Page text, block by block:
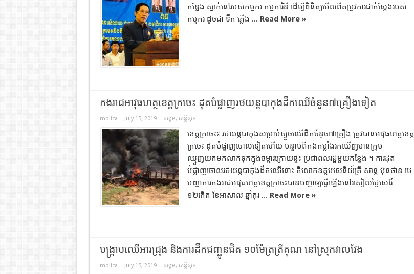
កន្លែង ស្នាក់នៅរបស់កម្មករ កម្មការិនី ដើម្បីពិនិត្យមើលពីតម្រូវការជាក់ស្តែងរបស់
កម្មករ ដូចជា ទឹក ភ្លើង ... Read More »
កងរាជអាវុធហត្ថ​ខេត្ត​ក្រចេះ​ ដុត​បំផ្លាញរថយន្ដ​បា​កុង​ដឹកឈើ​ចំនួន​៧​គ្រឿង​ទៀត
molica July 15, 2019 សង្គម, សន្តិសុខ
ខេត្តក្រចេះ៖ រថយន្ដ​បា​កុង​សម្រាប់​ស្ទួច​ឈើ​ដឹកចំនួច​៧​គ្រឿង ត្រូវបានអាវុធហត្ថ​ខេត្ត​
ក្រចេះ ដុតបំផ្លាញចោល​ទៀត​ហើយ បន្ទាប់ពីកងកម្លាំងរកឃើញមាន​ក្រុម
ឈ្មួញយកមកលាក់ទុក​ក្នុង​ចម្ការក្រោយ​ផ្ទះ ប្រជាពលរដ្ឋមួយកន្លែង ។ ការដុត
បំផ្លាញចោលរថយន្តបាកុងដឹកឈើនោះ គឺលោកឧត្ដមសេនីយ៍ត្រី សាន្ដ ប៊ុន​ថា​ន មេ
បញ្ជាការកងរាជ​អាវុធហត្ថ​ខេត្ត​ក្រចេះបានបញ្ជាឲ្យធ្វើឡើងនៅ​រសៀលថ្ងៃសៅរ៍
១២កើត ខែអាសាឍ ឆ្នាំកុរ ... Read More »
បង្រ្កាបឈើអារជ្រុង និងការដឹកជញ្ជូនជិត ១០ម៉ែត្រត្រីគុណ នៅស្រុកវាលវែង
molica July 15, 2019 សង្គម, សន្តិសុខ